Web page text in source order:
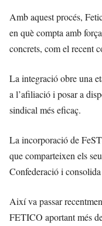
Amb aquest procés,
en què compta amb
concrets, com el recent
La integració obre una
a l’afiliació i posar a
sindical més eficaç.
La incorporació de
que comparteixen els
Confederació i
Així va passar
FETICO aportant més